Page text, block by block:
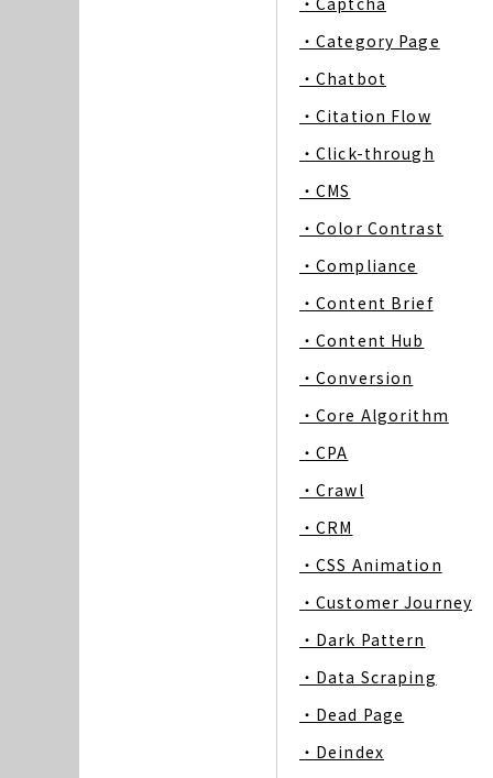
・Category Page
・Chatbot
・Citation Flow
・Click-through
・CMS
・Color Contrast
・Compliance
・Content Brief
・Content Hub
・Conversion
・Core Algorithm
・CPA
・Crawl
・CRM
・CSS Animation
・Customer Journey
・Dark Pattern
・Data Scraping
・Dead Page
・Deindex